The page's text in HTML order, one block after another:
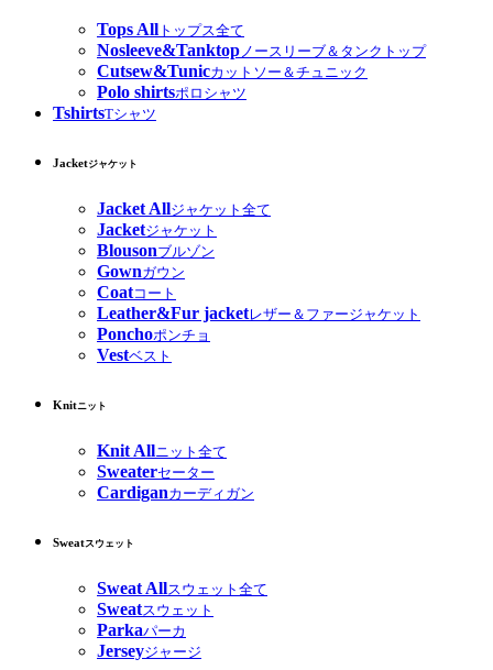
Tops All トップス全て
Nosleeve&Tanktopノースリーブ＆タンクトップ
Cutsew&Tunicカットソー＆チュニック
Polo shirtsポロシャツ
TshirtsTシャツ
Jacketジャケット
Jacket Allジャケット全て
Jacketジャケット
Blousonブルゾン
Gownガウン
Coatコート
Leather&Fur jacketレザー＆ファージャケット
Ponchoポンチョ
Vestベスト
Knitニット
Knit Allニット全て
Sweaterセーター
Cardiganカーディガン
Sweatスウェット
Sweat Allスウェット全て
Sweatスウェット
Parkaパーカ
Jerseyジャージ